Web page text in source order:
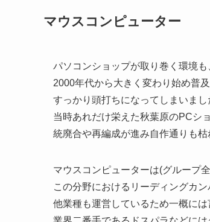
マウスコンピューター
パソコンショップが取り巻く環境も
2000年代から大きく変わり始め普
すっかり頭打ちになってしまいまし
当時あれだけ栄えた秋葉原のPCシ
統廃合や再編成が進み自作通りも
マウスコンピューターは(グループ
この分野におけるリーディングカン
他業種も運営しているため一概には